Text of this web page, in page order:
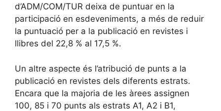
d’ADM/COM/TUR deixa de puntuar en la
participació en esdeveniments, a més de reduir
la puntuació per a la publicació en revistes i
llibres del 22,8 % al 17,5 %.
Un altre aspecte és l’atribució de punts a la
publicació en revistes dels diferents estrats.
Encara que la majoria de les àrees assignen
100, 85 i 70 punts als estrats A1, A2 i B1,